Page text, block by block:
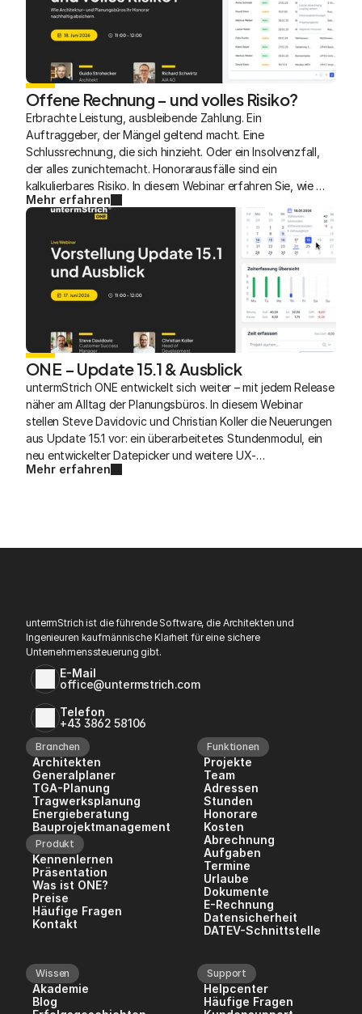
Offene Rechnung – und volles Risiko?
Erbrachte Leistung, ausbleibende Zahlung. Ein
Auftraggeber, der Mängel geltend macht. Eine
Schlussrechnung, die sich hinzieht. Oder ein Insolvenzfall,
der alles zunichtemacht. Honorarausfälle sind ein
kalkulierbares Risiko. In diesem Webinar erfahren Sie, wie
Architektur- und Planungsbüros ihr Honorar rechtlich,
versicherungstechnisch und im täglichen Bürobetrieb
Mehr erfahren
ONE – Update 15.1 & Ausblick
untermStrich ONE entwickelt sich weiter – mit jedem Release
näher am Alltag der Planungsbüros. In diesem Webinar
stellen Steve Davidovic und Christian Koller die Neuerungen
aus Update 15.1 vor: ein überarbeitetes Stundenmodul, ein
neu entwickelter Datepicker und weitere UX-
Verbesserungen, die direkt im täglichen Arbeiten spürbar
Mehr erfahren
untermStrich ist die führende Software, die Architekten und
Ingenieuren kaufmännische Klarheit für eine sichere
Unternehmenssteuerung gibt.
E-Mail
office@untermstrich.com
Telefon
+43 3862 58106
Branchen
Architekten
Generalplaner
TGA-Planung
Tragwerksplanung
Energieberatung
Bauprojektmanagement
Produkt
Kennenlernen
Präsentation
Was ist ONE?
Preise
Häufige Fragen
Kontakt
Funktionen
Projekte
Team
Adressen
Stunden
Honorare
Kosten
Abrechnung
Aufgaben
Termine
Urlaube
Dokumente
E-Rechnung
Datensicherheit
DATEV-Schnittstelle
Wissen
Akademie
Blog
Support
Helpcenter
Häufige Fragen